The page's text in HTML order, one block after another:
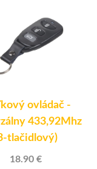
ovládač -
433,92Mhz
tlačidlový)
18.90 €